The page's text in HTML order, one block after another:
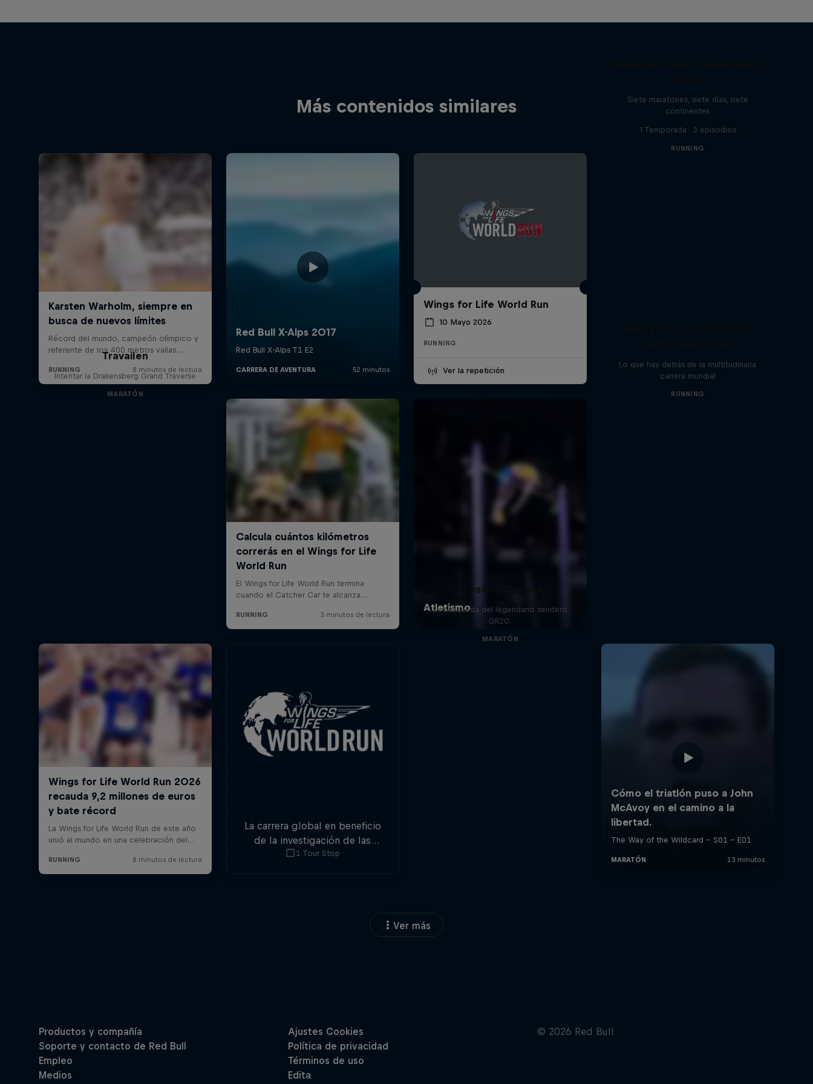
Más contenidos similares
Wings for Life World Run
10 Mayo 2026
RUNNING
Ver la repetición
Siete maratones, siete días, siete
continentes
1 Temporada · 3 episodios
RUNNING
Travailen
Intentar la Drakensberg Grand Traverse
MARATÓN
Lo que hay detrás de la multitudinaria
carrera mundial
RUNNING
La carrera global en beneficio
de la investigación de las
lesiones de la médula espinal
1 Tour Stop
Crossing Corsica
La búsqueda del legendario sendero
GR20.
MARATÓN
Ver más